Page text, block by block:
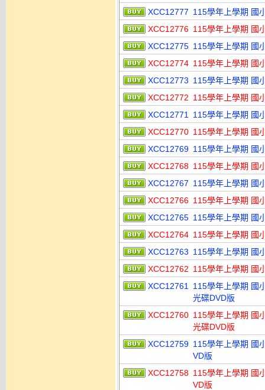
XCC12777 115學年上學期 國
XCC12776 115學年上學期 國
XCC12775 115學年上學期 國
XCC12774 115學年上學期 國
XCC12773 115學年上學期 國
XCC12772 115學年上學期 國
XCC12771
115學年上學期 國
XCC12770 115學年上學期 國
XCC12769 115學年上學期 國
XCC12768 115學年上學期 國
XCC12767 115學年上學期 國
XCC12766 115學年上學期 國
XCC12765 115學年上學期 國
XCC12764 115學年上學期 國
XCC12763 115學年上學期 國
XCC12762 115學年上學期 國
XCC12761
115學年上學期 國
光碟DVD版
XCC12760 115學年上學期 國
光碟DVD版
XCC12759 115學年上學期 國
VD版
XCC12758 115學年上學期 國
VD版